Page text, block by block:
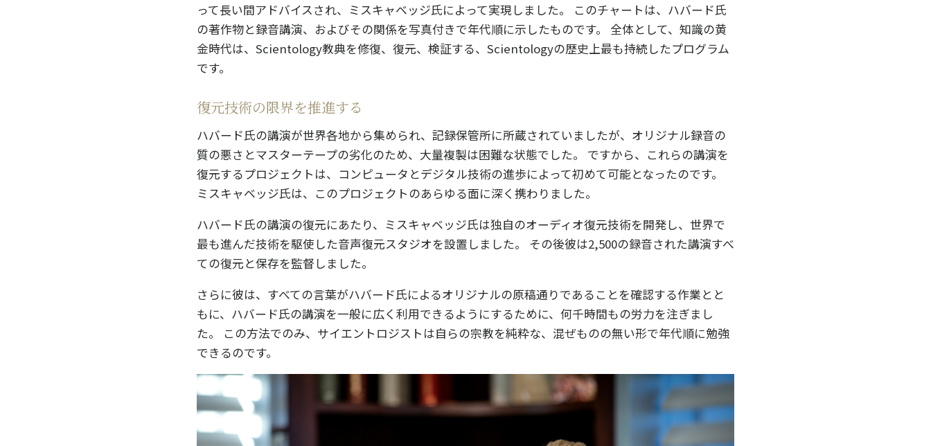
って長い間アドバイスされ、ミスキャベッジ氏によって実現しました。 このチャートは、ハバード氏
の著作物と録音講演、およびその関係を写真付きで年代順に示したものです。 全体として、知識の黄
金時代は、Scientology教典を修復、復元、検証する、Scientologyの歴史上最も持続したプログラム
です。
復元技術の限界を推進する
ハバード氏の講演が世界各地から集められ、記録保管所に所蔵されていましたが、オリジナル録音の
質の悪さとマスターテープの劣化のため、大量複製は困難な状態でした。 ですから、これらの講演を
復元するプロジェクトは、コンピュータとデジタル技術の進歩によって初めて可能となったのです。
ミスキャベッジ氏は、このプロジェクトのあらゆる面に深く携わりました。
ハバード氏の講演の復元にあたり、ミスキャベッジ氏は独自のオーディオ復元技術を開発し、世界で
最も進んだ技術を駆使した音声復元スタジオを設置しました。 その後彼は2,500の録音された講演すべ
ての復元と保存を監督しました。
さらに彼は、すべての言葉がハバード氏によるオリジナルの原稿通りであることを確認する作業とと
もに、ハバード氏の講演を一般に広く利用できるようにするために、何千時間もの労力を注ぎまし
た。 この方法でのみ、サイエントロジストは自らの宗教を純粋な、混ぜものの無い形で年代順に勉強
できるのです。